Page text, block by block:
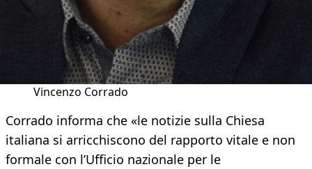
Vincenzo Corrado
Corrado informa che «le notizie sulla Chiesa
italiana si arricchiscono del rapporto vitale e non
formale con l’Ufficio nazionale per le